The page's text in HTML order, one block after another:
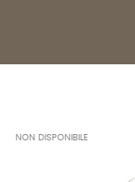
NON DISPONIBILE